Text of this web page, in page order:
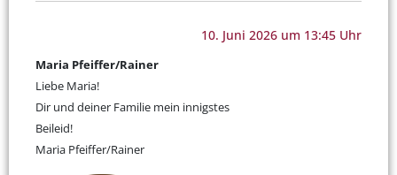
10. Juni 2026 um 13:45 Uhr
Maria Pfeiffer/Rainer
Liebe Maria!
Dir und deiner Familie mein innigstes
Beileid!
Maria Pfeiffer/Rainer